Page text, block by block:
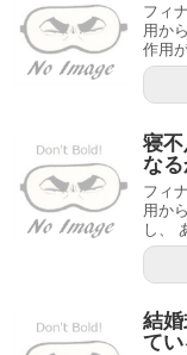
フィ
用か
作用
寝
なる
フィ
用か
し、
結
てい